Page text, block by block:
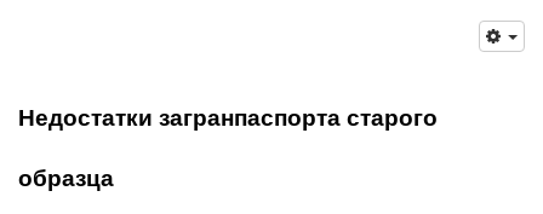
Недостатки загранпаспорта старого
образца